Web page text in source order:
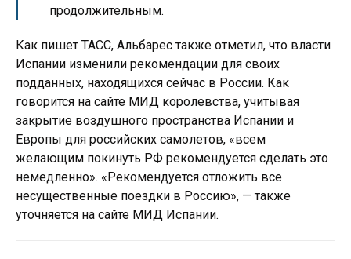
продолжительным.
Как пишет ТАСС, Альбарес также отметил, что власти
Испании изменили рекомендации для своих
подданных, находящихся сейчас в России. Как
говорится на сайте МИД королевства, учитывая
закрытие воздушного пространства Испании и
Европы для российских самолетов, «всем
желающим покинуть РФ рекомендуется сделать это
немедленно». «Рекомендуется отложить все
несущественные поездки в Россию», — также
уточняется на сайте МИД Испании.